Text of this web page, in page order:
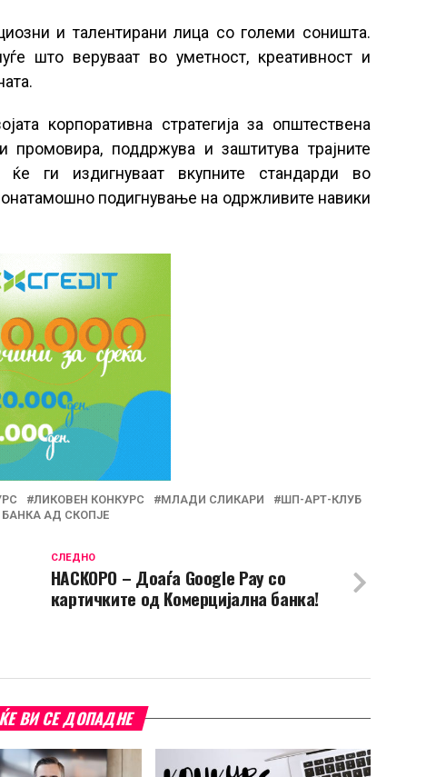
и талентирани лица со големи соништа.
што веруваат во уметност, креативност и
корпоративна стратегија за општествена
поддржува и заштитува трајните
ги издигнуваат вкупните стандарди во
подигнување на одржливите навики
ЛИКОВЕН КОНКУРС МЛАДИ СЛИКАРИ
ШП-АРТ-КЛУБ
АД СКОПЈЕ
СЛЕДНО
НАСКОРО – Доаѓа Google Pay со
картичките од Комерцијална банка!
ВИ СЕ ДОПАДНЕ